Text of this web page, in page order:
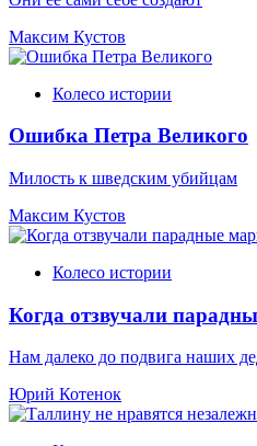
Максим Кустов
Колесо истории
Ошибка Петра Великого
Милость к шведским убийцам
Максим Кустов
Колесо истории
Когда отзвучали
Нам далеко до подвига наших
Юрий Котенок